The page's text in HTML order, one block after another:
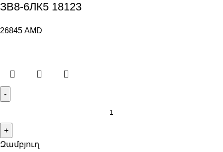
ЗВ8-6ЛК5 18123
26845 AMD
Զամբյուղ